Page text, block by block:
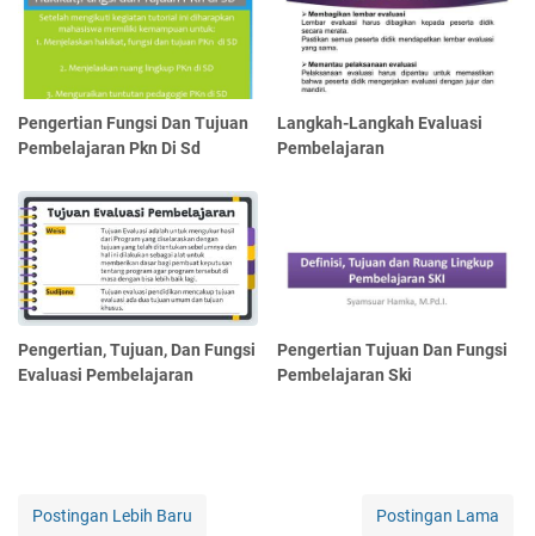
Pengertian Fungsi Dan Tujuan
Pembelajaran Pkn Di Sd
Langkah-Langkah Evaluasi
Pembelajaran
Pengertian, Tujuan, Dan Fungsi
Evaluasi Pembelajaran
Pengertian Tujuan Dan Fungsi
Pembelajaran Ski
Postingan Lebih Baru Postingan Lama